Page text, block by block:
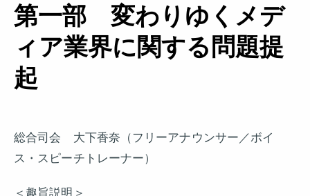
第一部 変わりゆくメデ
ィア業界に関する問題提
起
総合司会 大下香奈（フリーアナウンサー／ボイ
ス・スピーチトレーナー）